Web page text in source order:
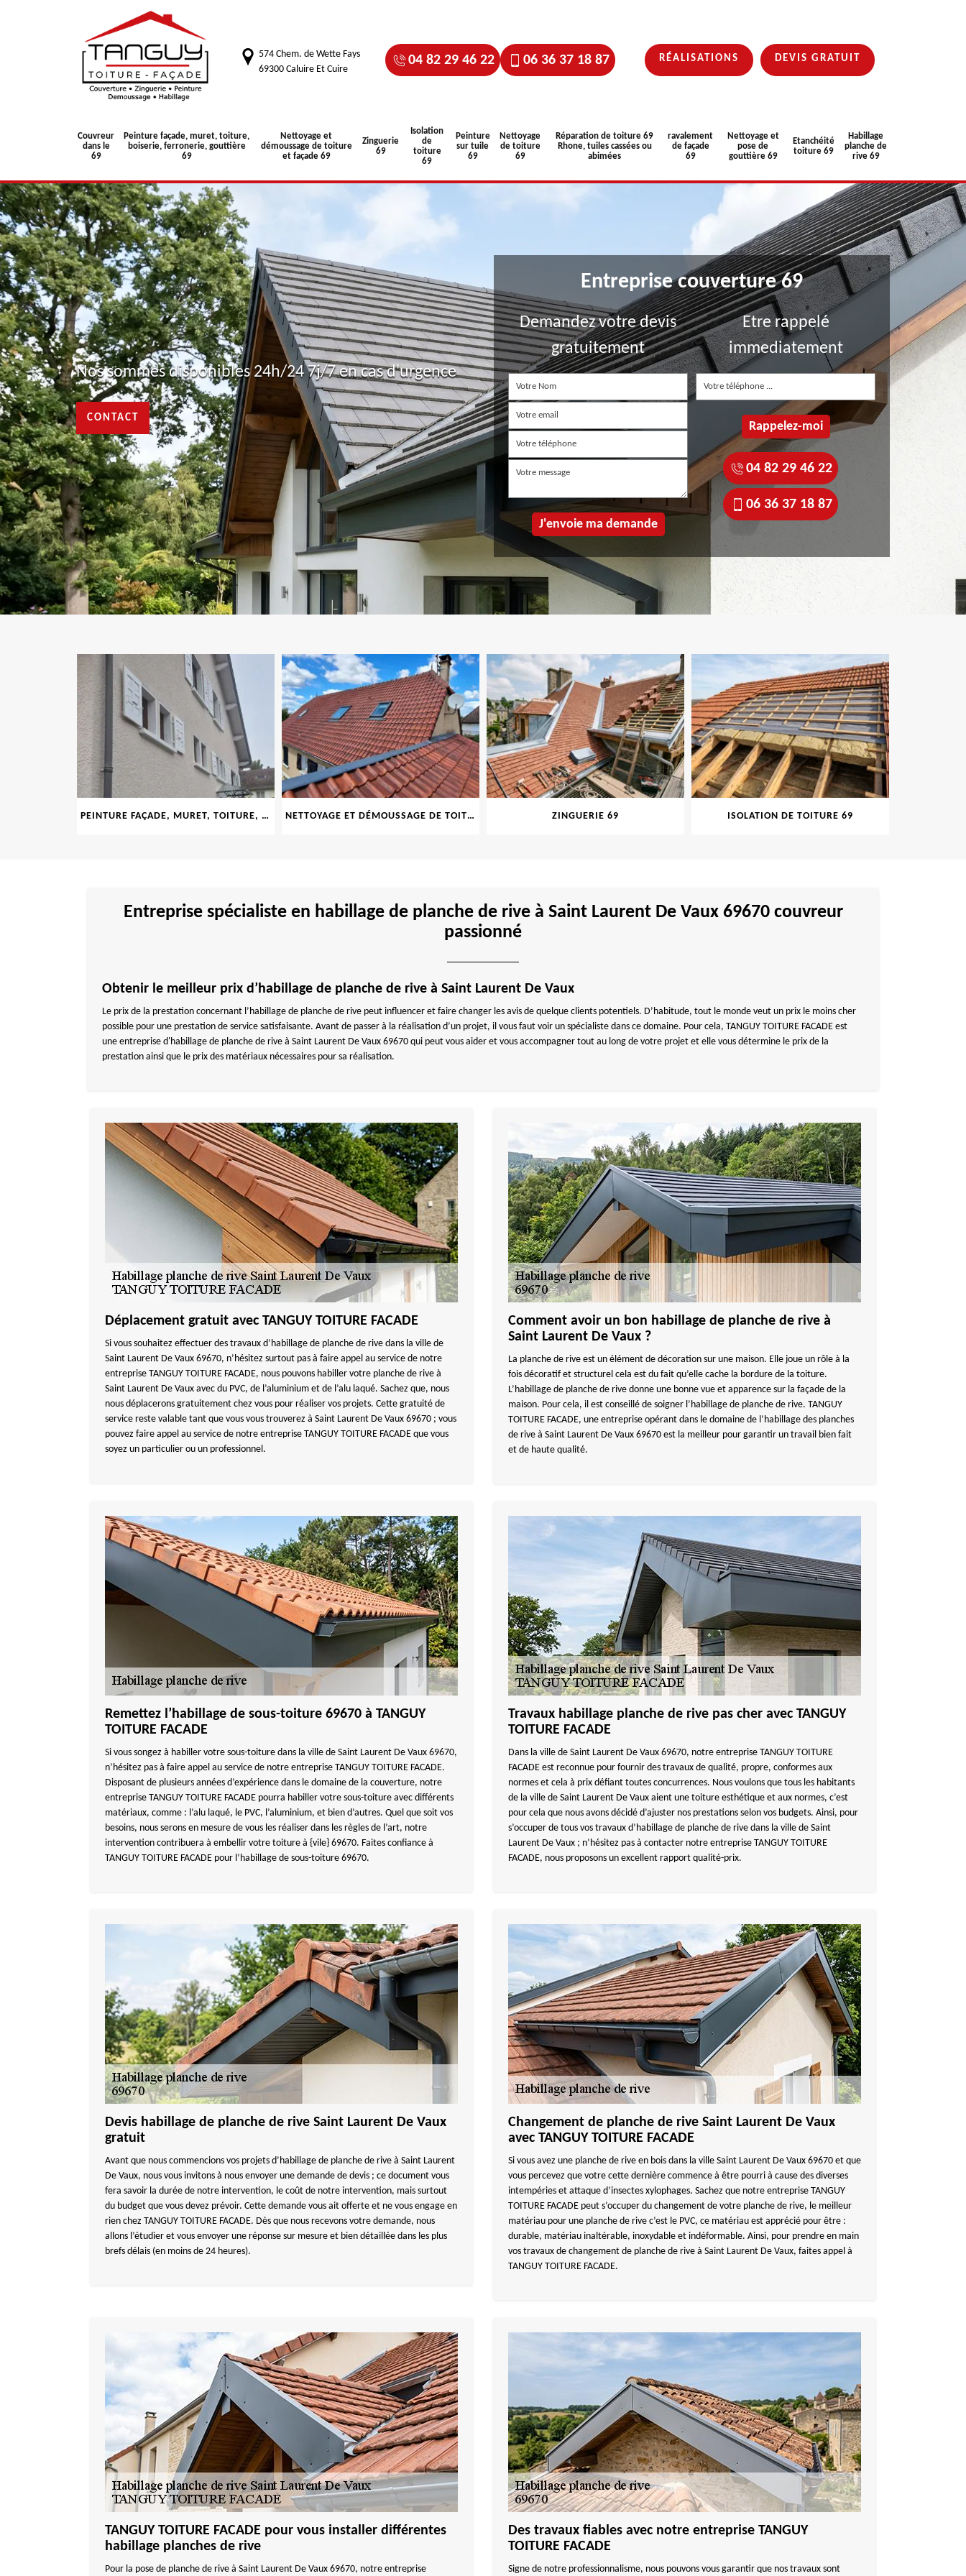
574 Chem. de Wette Fays
69300 Caluire Et Cuire
04 82 29 46 22 06 36 37 18 87 RÉALISATIONS DEVIS GRATUIT
Couvreur
dans le
69
Peinture façade, muret, toiture,
boiserie, ferronerie, gouttière
69
Nettoyage et
démoussage de toiture
et façade 69
Zinguerie
69
Isolation
de
toiture
69
Peinture
sur tuile
69
Nettoyage
de toiture
69
Réparation de toiture 69
Rhone, tuiles cassées ou
abimées
ravalement
de façade
69
Nettoyage et
pose de
gouttière 69
Etanchéité
toiture 69
Habillage
planche de
rive 69
Nos sommes disponibles 24h/24 7j/7 en cas d'urgence
CONTACT
Entreprise couverture 69
Demandez votre devis
gratuitement
Etre rappelé
immediatement
04 82 29 46 22
06 36 37 18 87
PEINTURE FAÇADE, MURET, TOITURE, BOISERIE, FERRONERIE, GOUTTIÈRE 69 NETTOYAGE ET DÉMOUSSAGE DE TOITURE ET FAÇADE 69 ZINGUERIE 69 ISOLATION DE TOITURE 69
Entreprise spécialiste en habillage de planche de rive à Saint Laurent De Vaux 69670 couvreur
passionné
Obtenir le meilleur prix d’habillage de planche de rive à Saint Laurent De Vaux
Le prix de la prestation concernant l’habillage de planche de rive peut influencer et faire changer les avis de quelque clients potentiels. D’habitude, tout le monde veut un prix le moins cher
possible pour une prestation de service satisfaisante. Avant de passer à la réalisation d’un projet, il vous faut voir un spécialiste dans ce domaine. Pour cela, TANGUY TOITURE FACADE est
une entreprise d'habillage de planche de rive à Saint Laurent De Vaux 69670 qui peut vous aider et vous accompagner tout au long de votre projet et elle vous détermine le prix de la
prestation ainsi que le prix des matériaux nécessaires pour sa réalisation.
Déplacement gratuit avec TANGUY TOITURE FACADE
Si vous souhaitez effectuer des travaux d’habillage de planche de rive dans la ville de
Saint Laurent De Vaux 69670, n’hésitez surtout pas à faire appel au service de notre
entreprise TANGUY TOITURE FACADE, nous pouvons habiller votre planche de rive à
Saint Laurent De Vaux avec du PVC, de l’aluminium et de l’alu laqué. Sachez que, nous
nous déplacerons gratuitement chez vous pour réaliser vos projets. Cette gratuité de
service reste valable tant que vous vous trouverez à Saint Laurent De Vaux 69670 ; vous
pouvez faire appel au service de notre entreprise TANGUY TOITURE FACADE que vous
soyez un particulier ou un professionnel.
Comment avoir un bon habillage de planche de rive à
Saint Laurent De Vaux ?
La planche de rive est un élément de décoration sur une maison. Elle joue un rôle à la
fois décoratif et structurel cela est du fait qu’elle cache la bordure de la toiture.
L’habillage de planche de rive donne une bonne vue et apparence sur la façade de la
maison. Pour cela, il est conseillé de soigner l’habillage de planche de rive. TANGUY
TOITURE FACADE, une entreprise opérant dans le domaine de l’habillage des planches
de rive à Saint Laurent De Vaux 69670 est la meilleur pour garantir un travail bien fait
et de haute qualité.
Remettez l’habillage de sous-toiture 69670 à TANGUY
TOITURE FACADE
Si vous songez à habiller votre sous-toiture dans la ville de Saint Laurent De Vaux 69670,
n’hésitez pas à faire appel au service de notre entreprise TANGUY TOITURE FACADE.
Disposant de plusieurs années d’expérience dans le domaine de la couverture, notre
entreprise TANGUY TOITURE FACADE pourra habiller votre sous-toiture avec différents
matériaux, comme : l’alu laqué, le PVC, l’aluminium, et bien d’autres. Quel que soit vos
besoins, nous serons en mesure de vous les réaliser dans les règles de l’art, notre
intervention contribuera à embellir votre toiture à {vile} 69670. Faites confiance à
TANGUY TOITURE FACADE pour l’habillage de sous-toiture 69670.
Travaux habillage planche de rive pas cher avec TANGUY
TOITURE FACADE
Dans la ville de Saint Laurent De Vaux 69670, notre entreprise TANGUY TOITURE
FACADE est reconnue pour fournir des travaux de qualité, propre, conformes aux
normes et cela à prix défiant toutes concurrences. Nous voulons que tous les habitants
de la ville de Saint Laurent De Vaux aient une toiture esthétique et aux normes, c’est
pour cela que nous avons décidé d’ajuster nos prestations selon vos budgets. Ainsi, pour
s’occuper de tous vos travaux d’habillage de planche de rive dans la ville de Saint
Laurent De Vaux ; n’hésitez pas à contacter notre entreprise TANGUY TOITURE
FACADE, nous proposons un excellent rapport qualité-prix.
Devis habillage de planche de rive Saint Laurent De Vaux
gratuit
Avant que nous commencions vos projets d’habillage de planche de rive à Saint Laurent
De Vaux, nous vous invitons à nous envoyer une demande de devis ; ce document vous
fera savoir la durée de notre intervention, le coût de notre intervention, mais surtout
du budget que vous devez prévoir. Cette demande vous ait offerte et ne vous engage en
rien chez TANGUY TOITURE FACADE. Dès que nous recevons votre demande, nous
allons l’étudier et vous envoyer une réponse sur mesure et bien détaillée dans les plus
brefs délais (en moins de 24 heures).
Changement de planche de rive Saint Laurent De Vaux
avec TANGUY TOITURE FACADE
Si vous avez une planche de rive en bois dans la ville Saint Laurent De Vaux 69670 et que
vous percevez que votre cette dernière commence à être pourri à cause des diverses
intempéries et attaque d’insectes xylophages. Sachez que notre entreprise TANGUY
TOITURE FACADE peut s’occuper du changement de votre planche de rive, le meilleur
matériau pour une planche de rive c’est le PVC, ce matériau est apprécié pour être :
durable, matériau inaltérable, inoxydable et indéformable. Ainsi, pour prendre en main
vos travaux de changement de planche de rive à Saint Laurent De Vaux, faites appel à
TANGUY TOITURE FACADE.
TANGUY TOITURE FACADE pour vous installer différentes
habillage planches de rive
Pour la pose de planche de rive à Saint Laurent De Vaux 69670, notre entreprise
Des travaux fiables avec notre entreprise TANGUY
TOITURE FACADE
Signe de notre professionnalisme, nous pouvons vous garantir que nos travaux sont